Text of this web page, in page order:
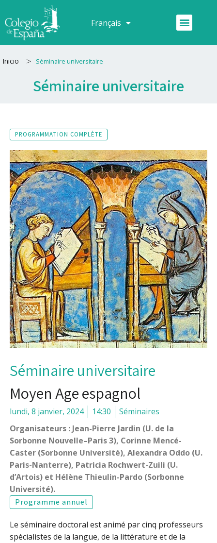
au
contenu
Français
Español Menu
Inicio > Séminaire universitaire
Séminaire universitaire
PROGRAMMATION COMPLÈTE
Séminaire universitaire
Moyen Age espagnol
lundi, 8 janvier, 2024 14:30
Séminaires
Organisateurs : Jean-Pierre Jardin (U. de la
Sorbonne Nouvelle–Paris 3), Corinne Mencé-
Caster (Sorbonne Université), Alexandra Oddo (U.
Paris-Nanterre), Patricia Rochwert-Zuili (U.
d’Artois) et Hélène Thieulin-Pardo (Sorbonne
Université).
Programme annuel
Le séminaire doctoral est animé par cinq professeurs
spécialistes de la langue, de la littérature et de la